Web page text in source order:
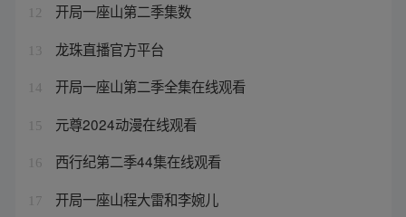
12 开局一座山第二季集数
13 龙珠直播官方平台
14 开局一座山第二季全集在线观看
15 元尊2024动漫在线观看
16 西行纪第二季44集在线观看
17 开局一座山程大雷和李婉儿